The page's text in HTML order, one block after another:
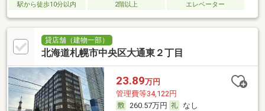
駅から徒歩10分以内 2階以上 エレベーター
貸店舗（建物一部）
北海道札幌市中央区大通東２丁目
23.89万円
管理費等34,122円
260.57万円
なし